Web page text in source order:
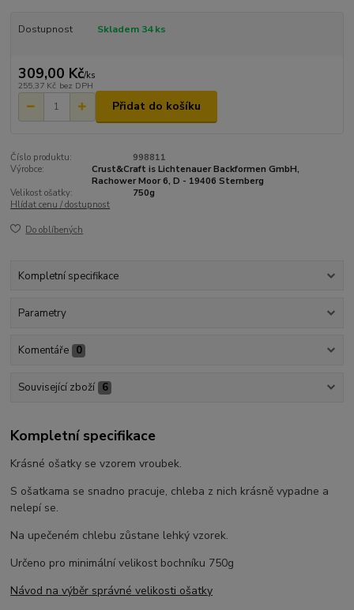
Dostupnost Skladem 34 ks
309,00 Kč/ks
255,37 Kč bez DPH
Přidat do košíku
Číslo produktu:
998811
Výrobce:
Crust&Craft is Lichtenauer Backformen GmbH,
Rachower Moor 6, D - 19406 Sternberg
Velikost ošatky:
750g
Hlídat cenu / dostupnost
Do oblíbených
Kompletní specifikace
Parametry
Komentáře 0
Související zboží 6
Kompletní specifikace
Krásné ošatky se vzorem vroubek.
S ošatkama se snadno pracuje, chleba z nich krásně vypadne a
nelepí se.
Na upečeném chlebu zůstane lehký vzorek.
Určeno pro minimální velikost bochníku 750g
Návod na výběr správné velikosti ošatky